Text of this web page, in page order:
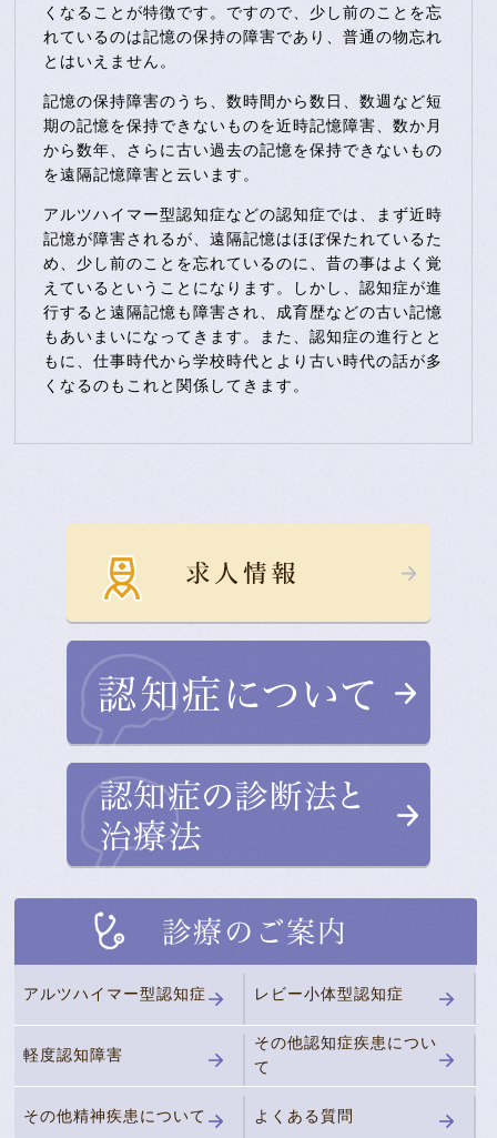
くなることが特徴です。ですので、少し前のことを忘
れているのは記憶の保持の障害であり、普通の物忘れ
とはいえません。
記憶の保持障害のうち、数時間から数日、数週など短
期の記憶を保持できないものを近時記憶障害、数か月
から数年、さらに古い過去の記憶を保持できないもの
を遠隔記憶障害と云います。
アルツハイマー型認知症などの認知症では、まず近時
記憶が障害されるが、遠隔記憶はほぼ保たれているた
め、少し前のことを忘れているのに、昔の事はよく覚
えているということになります。しかし、認知症が進
行すると遠隔記憶も障害され、成育歴などの古い記憶
もあいまいになってきます。また、認知症の進行とと
もに、仕事時代から学校時代とより古い時代の話が多
くなるのもこれと関係してきます。
アルツハイマー型認知症 レビー小体型認知症
軽度認知障害
その他認知症疾患につい
て
その他精神疾患について よくある質問